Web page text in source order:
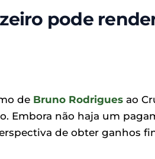
pode
de Bruno Rodrigues ao
Embora não haja um
de obter ganhos